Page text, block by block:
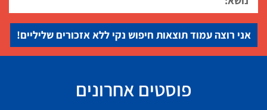
אני רוצה עמוד תוצאות חיפוש נקי ללא אזכורים שליליים!
פוסטים אחרונים